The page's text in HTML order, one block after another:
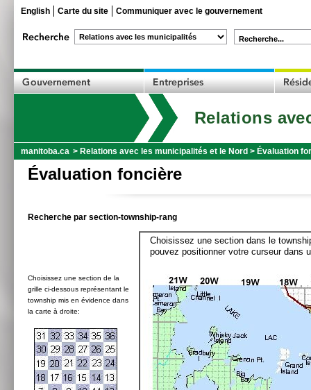
English Carte du site Communiquer avec le gouvernement
Recherche...
Relations
manitoba.ca > Relations avec les municipalités et le Nord > Évaluation
Évaluation foncière
Recherche par section-township-rang
Choisissez une section de la
grille ci-dessous représentant le
township mis en évidence dans
la carte à droite:
Choisissez une section dans le
pouvez positionner votre curseur dans